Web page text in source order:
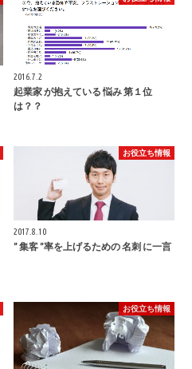
2016.7.2
起業家 が抱えている 悩み 第１位
は？？
お役立ち情報
2017.8.10
” 集客 ”率を上げるための 名刺 に一言
お役立ち情報